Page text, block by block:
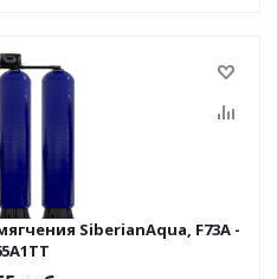
SiberianAqua, F73A -